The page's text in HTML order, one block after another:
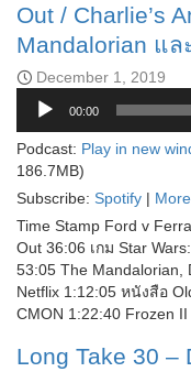
Out / Charlie’s
Mandalorian แล
December 1, 2019
Audio
Player
00:00
Podcast: Play in new
186.7MB)
Subscribe: Spotify | More
Time Stamp Ford v
Out 36:06 เกม Star
53:05 The Mandalorian,
Netflix 1:12:05 หนังสือ
CMON 1:22:40 Frozen
Long Take 30 –